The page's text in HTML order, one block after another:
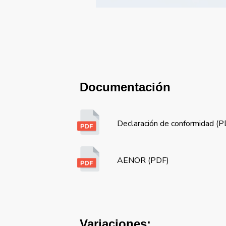
Documentación
Declaración de conformidad
AENOR (PDF)